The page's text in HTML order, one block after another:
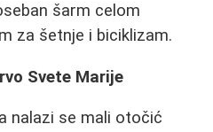
šarm celom
za šetnje i biciklizam.
Svete Marije
nalazi se mali otočić